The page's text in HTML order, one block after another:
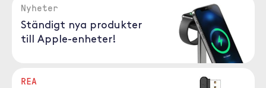
Nyheter
Ständigt nya produkter
till Apple-enheter!
REA